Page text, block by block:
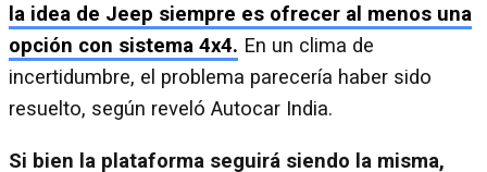
la idea de Jeep siempre es ofrecer al menos una
opción con sistema 4x4. En un clima de
incertidumbre, el problema parecería haber sido
resuelto, según reveló Autocar India.
Si bien la plataforma seguirá siendo la misma,